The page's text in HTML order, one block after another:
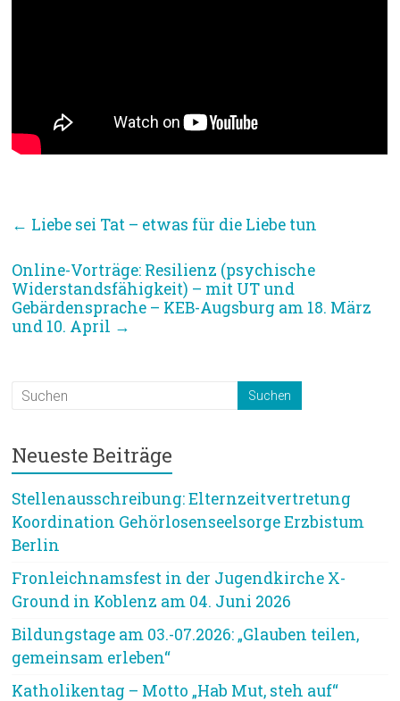
← Liebe sei Tat – etwas für die Liebe tun
Online-Vorträge: Resilienz (psychische
Widerstandsfähigkeit) – mit UT und
Gebärdensprache – KEB-Augsburg am 18. März
und 10. April →
Neueste Beiträge
Stellenausschreibung: Elternzeitvertretung
Koordination Gehörlosenseelsorge Erzbistum
Berlin
Fronleichnamsfest in der Jugendkirche X-
Ground in Koblenz am 04. Juni 2026
Bildungstage am 03.-07.2026: „Glauben teilen,
gemeinsam erleben“
Katholikentag – Motto „Hab Mut, steh auf“